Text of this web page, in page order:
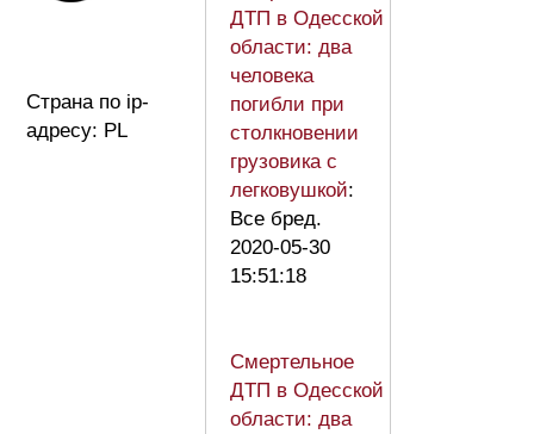
Страна по ip-
адресу: PL
ДТП в Одесской
области: два
человека
погибли при
столкновении
грузовика с
легковушкой:
Все бред.
2020-05-30
15:51:18
Смертельное
ДТП в Одесской
области: два